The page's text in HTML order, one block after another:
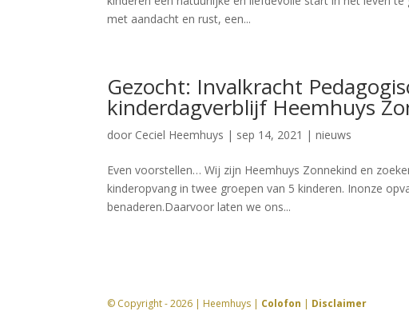
met aandacht en rust, een...
Gezocht: Invalkracht
kinderdagverblijf Heemhuys
door Ceciel Heemhuys | sep 14, 2021 |nieuws
Even voorstellen… Wij zijn Heemhuys Zonnekind en
kinderopvang in twee groepen van 5 kinderen. Inonze
benaderen.Daarvoor laten we ons...
© Copyright - 2026 | Heemhuys | Colofon | Disclaimer